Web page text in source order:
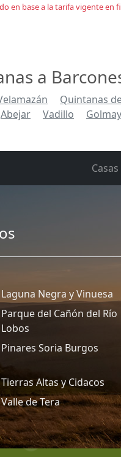
en base a la tarifa vigente en
a
Quintanas
Abejar Vadillo
Laguna Negra y Vinuesa
Parque del Cañón del Río
Lobos
Pinares Soria Burgos
Tierras Altas y Cidacos
Valle de Tera